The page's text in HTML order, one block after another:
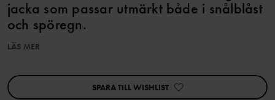
jacka som passar utmärkt både i snålblåst
och spöregn.
senast 2025.
• Utsedd till Best Buy bland regnjackor av engelska siten IndyBest
LÄS MER
SPARA TILL WISHLIST